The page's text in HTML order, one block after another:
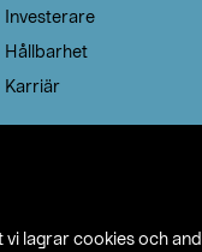
vi lagrar cookies och
Investerare
Hållbarhet
Karriär